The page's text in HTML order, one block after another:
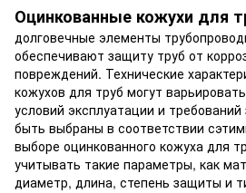
Оцинкованные кожухи для
долговечные элементы
обеспечивают защиту труб от
повреждений. Технические
кожухов для труб могут
условий эксплуатации и
быть выбраны в соответствии
выборе оцинкованного кожуха для
учитывать такие параметры, как
диаметр, длина, степень защиты и